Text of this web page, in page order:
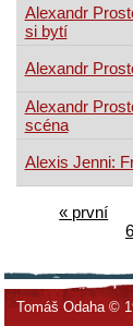
Alexandr
si bytí
Alexandr
Alexandr
scéna
Alexis Jenni:
« první
6
Tomáš Odaha ©